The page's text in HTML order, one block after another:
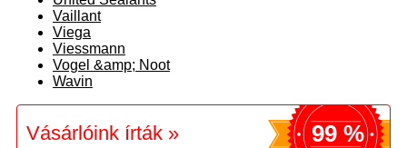
Vaillant
Viega
Viessmann
Vogel &amp; Noot
Wavin
Vásárlóink írták » 99 %